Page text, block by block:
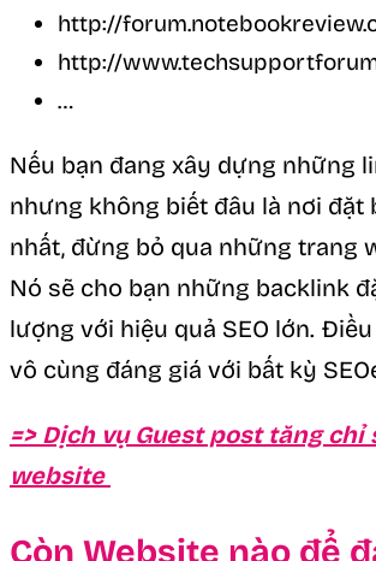
http://
http://
…
Nếu bạn đang xây dựng những
nhưng không biết đâu là nơi đặt
nhất, đừng bỏ qua những trang
Nó sẽ cho bạn những backlink
lượng với hiệu quả SEO lớn.
vô cùng đáng giá với bất kỳ
=> Dịch vụ Guest post tăng chỉ
website
Còn Website nào để